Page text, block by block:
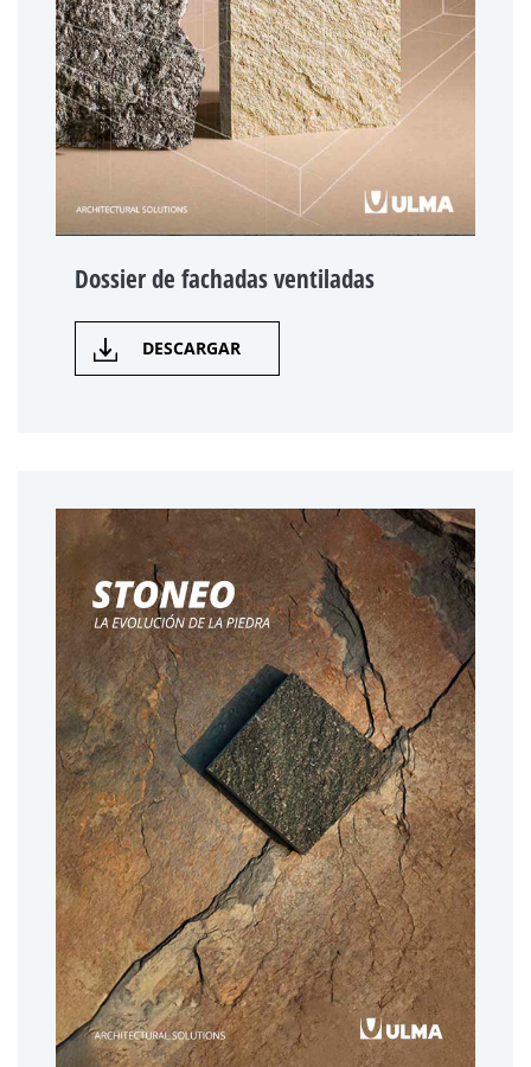
Dossier de fachadas ventiladas
DESCARGAR